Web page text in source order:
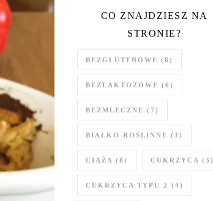
CO ZNAJDZIESZ NA
STRONIE?
BEZGLUTENOWE (8)
BEZLAKTOZOWE (6)
BEZMLECZNE (7)
BIAŁKO ROŚLINNE (3)
CIĄŻA (8) CUKRZYCA (3)
CUKRZYCA TYPU 2 (4)